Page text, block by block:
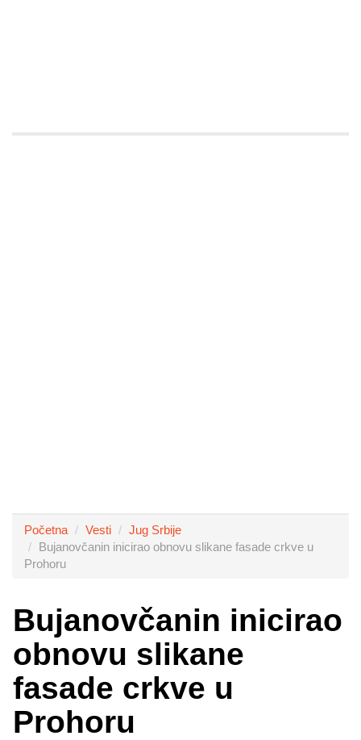
Početna Vesti
Jug Srbije
Bujanovčanin inicirao obnovu slikane fasade crkve u
Prohoru
Bujanovčanin inicirao
obnovu slikane
fasade crkve u
Prohoru